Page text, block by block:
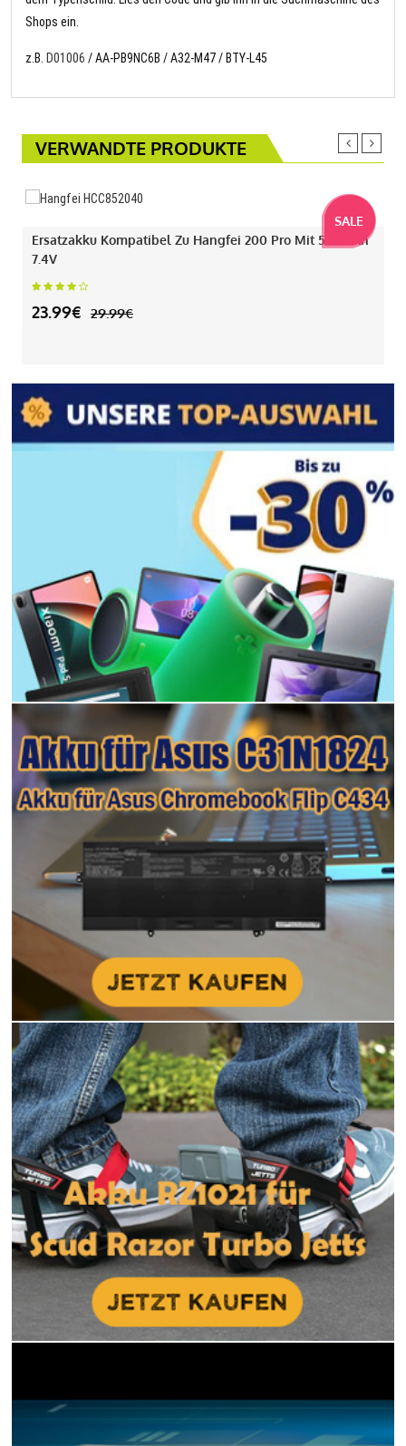
Shops ein.
z.B. D01006 / AA-PB9NC6B / A32-M47 / BTY-L45
VERWANDTE PRODUKTE
SALE
Ersatzakku Kompatibel Zu Hangfei 200 Pro Mit 550mAh
7.4V
23.99€ 29.99€